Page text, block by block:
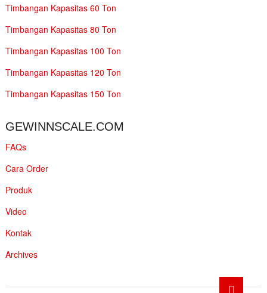
Timbangan Kapasitas 60 Ton
Timbangan Kapasitas 80 Ton
Timbangan Kapasitas 100 Ton
Timbangan Kapasitas 120 Ton
Timbangan Kapasitas 150 Ton
GEWINNSCALE.COM
FAQs
Cara Order
Produk
Video
Kontak
Archives
Go